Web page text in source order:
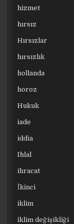
hizmet
hırsız
Hırsızlar
hırsızlık
hollanda
horoz
Hukuk
iade
iddia
Ihlal
ihracat
İkinci
iklim
iklim değişikliği